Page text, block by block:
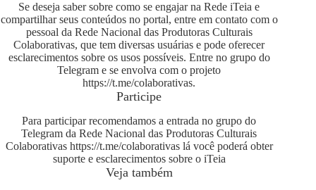
Se deseja saber sobre como se engajar na Rede iTeia e
compartilhar seus conteúdos no portal, entre em contato com o
pessoal da Rede Nacional das Produtoras Culturais
Colaborativas, que tem diversas usuárias e pode oferecer
esclarecimentos sobre os usos possíveis. Entre no grupo do
Telegram e se envolva com o projeto
https://t.me/colaborativas.
Participe
Para participar recomendamos a entrada no grupo do
Telegram da Rede Nacional das Produtoras Culturais
Colaborativas https://t.me/colaborativaslá você poderá obter
suporte e esclarecimentos sobre o iTeia
Veja também